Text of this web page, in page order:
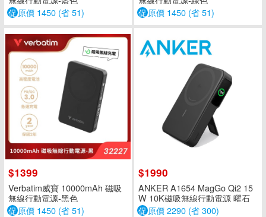
促原價 1450 (省 51)
促原價 1450 (省 51)
$1399
Verbatim威寶 10000mAh 磁吸
無線行動電源-黑色
促原價 1450 (省 51)
$1990
ANKER A1654 MagGo Qi2 15
W 10K磁吸無線行動電源 曜石
黑
促原價 2290 (省 300)